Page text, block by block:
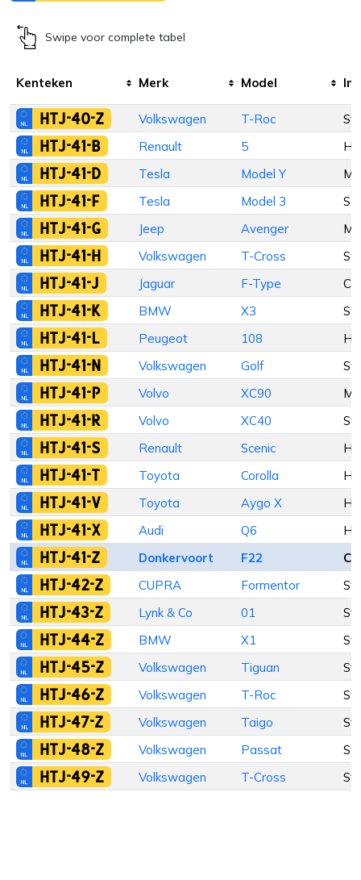
Swipe voor complete tabel
Kenteken Merk Model
HTJ-40-Z Volkswagen T-Roc
HTJ-41-B Renault 5
HTJ-41-D Tesla Model Y
HTJ-41-F Tesla Model 3
HTJ-41-G Jeep Avenger
HTJ-41-H Volkswagen T-Cross
HTJ-41-J Jaguar F-Type
HTJ-41-K BMW X3
HTJ-41-L Peugeot 108
HTJ-41-N Volkswagen Golf
HTJ-41-P Volvo XC90
HTJ-41-R Volvo XC40
HTJ-41-S Renault Scenic
HTJ-41-T Toyota Corolla
HTJ-41-V Toyota Aygo X
HTJ-41-X Audi Q6
HTJ-41-Z Donkervoort F22
HTJ-42-Z CUPRA Formentor
HTJ-43-Z Lynk & Co 01
HTJ-44-Z BMW X1
HTJ-45-Z Volkswagen Tiguan
HTJ-46-Z Volkswagen T-Roc
HTJ-47-Z Volkswagen Taigo
HTJ-48-Z Volkswagen Passat
HTJ-49-Z Volkswagen T-Cross